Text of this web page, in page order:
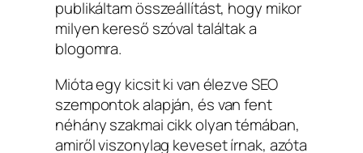
publikáltam összeállítást, hogy mikor
milyen kereső szóval találtak a
blogomra.
Mióta egy kicsit ki van élezve SEO
szempontok alapján, és van fent
néhány szakmai cikk olyan témában,
amiről viszonylag keveset írnak, azóta